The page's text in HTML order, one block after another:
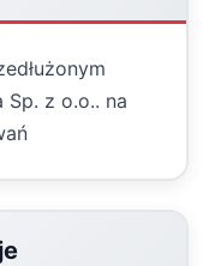
Sp. z o.o.. na